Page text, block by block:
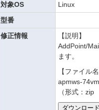
対象OS
Linux
型番
修正情報
【説明】
AddPoint/
ます。
【ファイル
apmws-
（形式：